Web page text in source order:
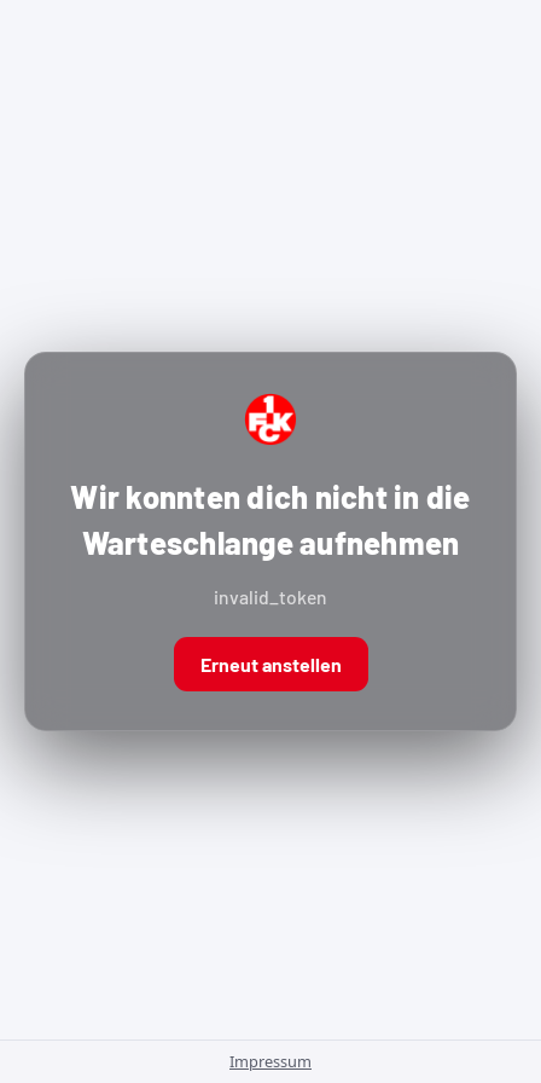
Wir konnten dich nicht in die
Warteschlange aufnehmen
invalid_token
Erneut anstellen
Impressum